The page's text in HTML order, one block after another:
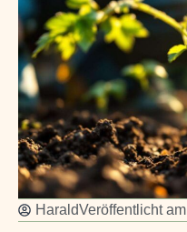
HaraldVeröffentlicht am